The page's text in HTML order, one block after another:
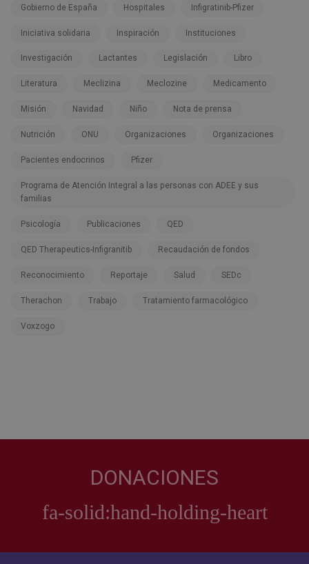
Gobierno de España Hospitales Infigratinib-Pfizer
Iniciativa solidaria Inspiración Instituciones
Investigación Lactantes Legislación Libro
Literatura Meclizina Meclozine Medicamento
Misión Navidad Niño Nota de prensa
Nutrición ONU Organizaciones Organizaciones
Pacientes endocrinos Pfizer
Programa de Atención Integral a las personas con ADEE y sus
familias
Psicología Publicaciones QED
QED Therapeutics-Infigranitib Recaudación de fondos
Reconocimiento Reportaje Salud SEDc
Therachon Trabajo Tratamiento farmacológico
Voxzogo
DONACIONES